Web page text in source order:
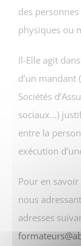
des
physiques ou
Il-Elle agit
d’un mandant
Sociétés
sociaux…)
entre la
exécution
Pour en savoir
nous
adresses